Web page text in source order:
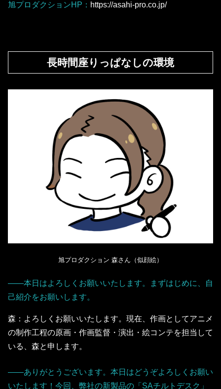
旭プロダクションHP： https://asahi-pro.co.jp/
長時間座りっぱなしの環境
旭プロダクション 森さん（似顔絵）
――本日はよろしくお願いいたします。まずはじめに、自
己紹介をお願いします。
森：よろしくお願いいたします。現在、作画としてアニメ
の制作工程の原画・作画監督・演出・絵コンテを担当して
いる、森と申します。
――ありがとうございます。本日はどうぞよろしくお願い
いたします！今回、弊社の新製品の「SAチルトデスク」